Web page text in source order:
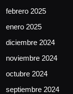
febrero 2025
enero 2025
diciembre 2024
noviembre 2024
octubre 2024
septiembre 2024